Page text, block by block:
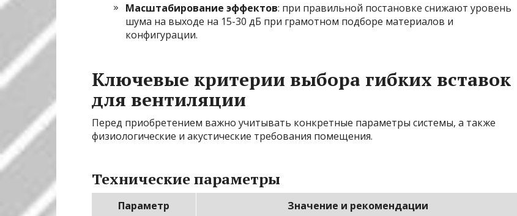
Масштабирование эффектов: при правильной постановке снижают уровень
шума на выходе на 15-30 дБ при грамотном подборе материалов и
конфигурации.
Ключевые критерии выбора гибких вставок
для вентиляции
Перед приобретением важно учитывать конкретные параметры системы, а также
физиологические и акустические требования помещения.
Технические параметры
Параметр
Значение и рекомендации